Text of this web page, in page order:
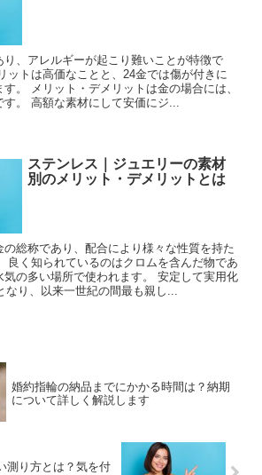
、アレルギーが起こり難いことが特徴で
ットは高価なことと、24金では傷が付きに
。 メリット・デメリットは金の場合には、
。 高額な素材にして安価にジ...
ステンレス｜ジュエリーの素材
別のメリット・デメリットとは
の総称であり、配合により様々な性質を持た
良く知られているのはクロムを含んだ物であ
気の多い場所で使われます。 安定して実用化
り、以来一世紀の間最も親し...
婚約指輪の納品までにかかる時間は？納期
について詳しく解説します
測り方とは？気を付